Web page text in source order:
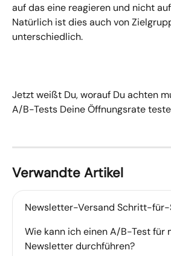
auf das eine reagieren und nicht
Natürlich ist dies auch von
unterschiedlich.
Jetzt weißt Du, worauf Du achten
A/B-Tests Deine Öffnungsrate
Verwandte Artikel
Newsletter-Versand Schritt-
Wie kann ich einen A/B-Test für
Newsletter durchführen?